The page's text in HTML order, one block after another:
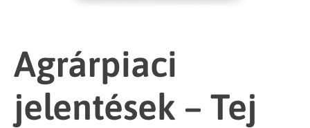
Agrárpiaci
jelentések – Tej